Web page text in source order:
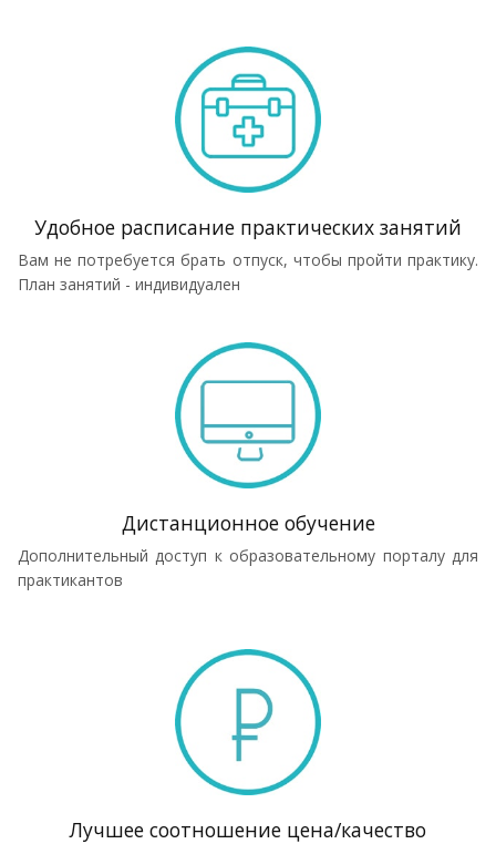
Удобное расписание практических занятий
Вам не потребуется брать отпуск, чтобы пройти практику.
План занятий - индивидуален
Дистанционное обучение
Дополнительный доступ к образовательному порталу для
практикантов
Лучшее соотношение цена/качество